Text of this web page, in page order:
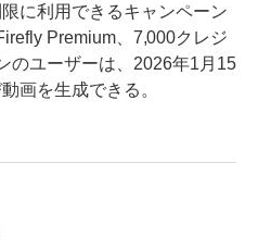
に利用できるキャンペーン
Premium、7,000クレジ
のユーザーは、2026年1月15
画を生成できる。